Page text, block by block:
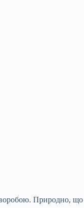
Природно, що